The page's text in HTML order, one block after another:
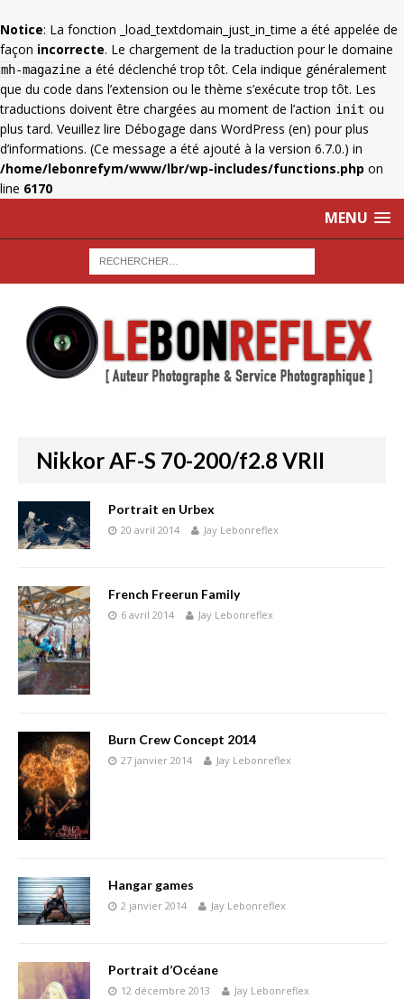
Notice: La fonction _load_textdomain_just_in_time a été appelée de
façon incorrecte. Le chargement de la traduction pour le domaine
mh-magazine a été déclenché trop tôt. Cela indique généralement
que du code dans l’extension ou le thème s’exécute trop tôt. Les
traductions doivent être chargées au moment de l’action init ou
plus tard. Veuillez lire Débogage dans WordPress (en) pour plus
d’informations. (Ce message a été ajouté à la version 6.7.0.) in
/home/lebonrefym/www/lbr/wp-includes/functions.php on
line 6170
MENU
Nikkor AF-S 70-200/f2.8 VRII
Portrait en Urbex
20 avril 2014 Jay Lebonreflex
French Freerun Family
6 avril 2014 Jay Lebonreflex
Burn Crew Concept 2014
27 janvier 2014 Jay Lebonreflex
Hangar games
2 janvier 2014 Jay Lebonreflex
Portrait d’Océane
12 décembre 2013 Jay Lebonreflex